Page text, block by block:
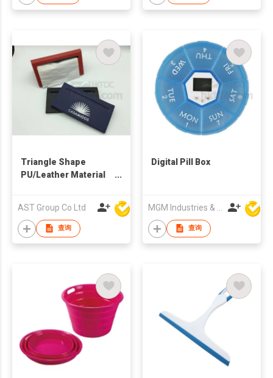
Triangle Shape
PU/Leather Material
AST Group Co Ltd
查询
Digital Pill Box
查询